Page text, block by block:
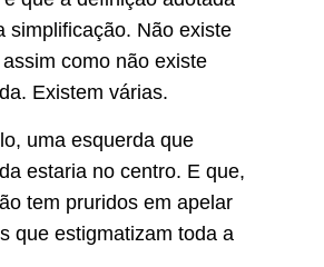
simplificação. Não existe
como não existe
Existem várias.
uma esquerda que
estaria no centro. E que,
tem pruridos em apelar
que estigmatizam toda a